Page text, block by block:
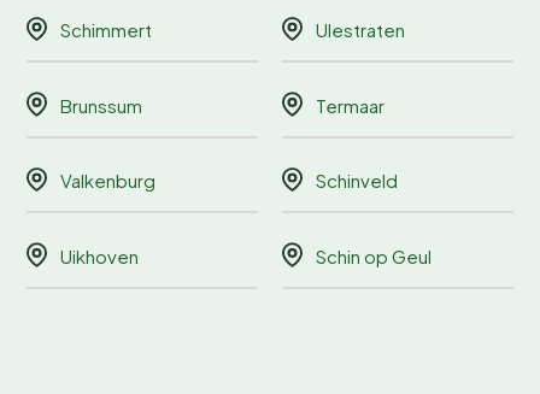
Schimmert Ulestraten
Brunssum Termaar
Valkenburg Schinveld
Uikhoven Schin op Geul